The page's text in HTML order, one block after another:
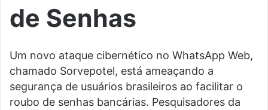
de Senhas
Um novo ataque cibernético no WhatsApp Web,
chamado Sorvepotel, está ameaçando a
segurança de usuários brasileiros ao facilitar o
roubo de senhas bancárias. Pesquisadores da